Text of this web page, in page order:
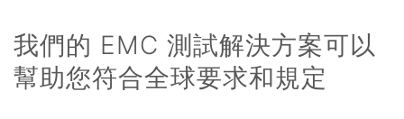
我們的 EMC 測試解決方案可以
幫助您符合全球要求和規定